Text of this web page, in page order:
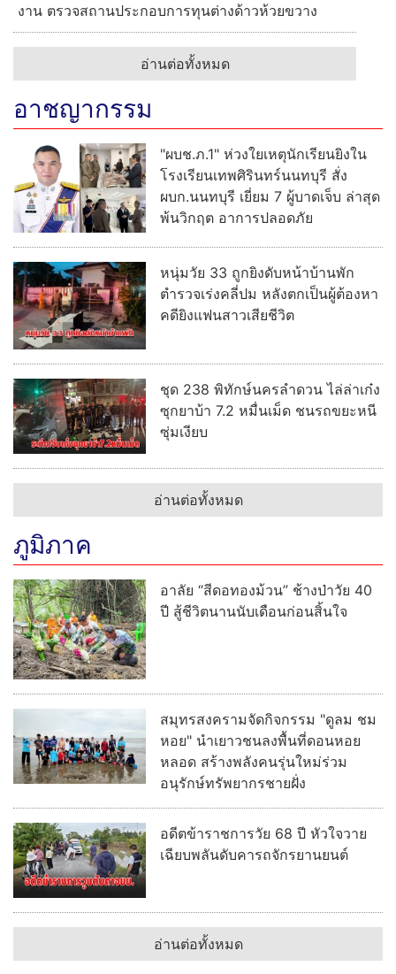
งาน ตรวจสถานประกอบการทุนต่างด้าวห้วยขวาง
อ่านต่อทั้งหมด
อาชญากรรม
"ผบช.ภ.1" ห่วงใยเหตุนักเรียนยิงใน
โรงเรียนเทพศิรินทร์นนทบุรี สั่ง
ผบก.นนทบุรี เยี่ยม 7 ผู้บาดเจ็บ ล่าสุด
พ้นวิกฤต อาการปลอดภัย
หนุ่มวัย 33 ถูกยิงดับหน้าบ้านพัก
ตำรวจเร่งคลี่ปม หลังตกเป็นผู้ต้องหา
คดียิงแฟนสาวเสียชีวิต
ชุด 238 พิทักษ์นครลำดวน ไล่ล่าเก๋ง
ซุกยาบ้า 7.2 หมื่นเม็ด ชนรถขยะหนี
ซุ่มเงียบ
อ่านต่อทั้งหมด
ภูมิภาค
อาลัย “สีดอทองม้วน” ช้างป่าวัย 40
ปี สู้ชีวิตนานนับเดือนก่อนสิ้นใจ
สมุทรสงครามจัดกิจกรรม "ดูลม ชม
หอย" นำเยาวชนลงพื้นที่ดอนหอย
หลอด สร้างพลังคนรุ่นใหม่ร่วม
อนุรักษ์ทรัพยากรชายฝั่ง
อดีตข้าราชการวัย 68 ปี หัวใจวาย
เฉียบพลันดับคารถจักรยานยนต์
อ่านต่อทั้งหมด